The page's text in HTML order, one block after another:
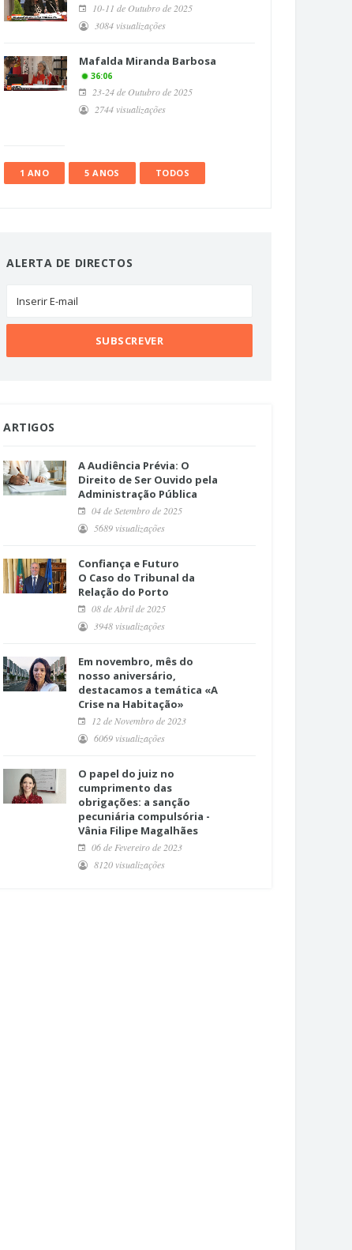
10-11 de Outubro de 2025
3084 visualizações
Mafalda Miranda Barbosa
36:06
23-24 de Outubro de 2025
2744 visualizações
1 ANO 5 ANOS TODOS
ALERTA DE DIRECTOS
ARTIGOS
A Audiência Prévia: O
Direito de Ser Ouvido pela
Administração Pública
04 de Setembro de 2025
5689 visualizações
Confiança e Futuro
O Caso do Tribunal da
Relação do Porto
08 de Abril de 2025
3948 visualizações
Em novembro, mês do
nosso aniversário,
destacamos a temática «A
Crise na Habitação»
12 de Novembro de 2023
6069 visualizações
O papel do juiz no
cumprimento das
obrigações: a sanção
pecuniária compulsória -
Vânia Filipe Magalhães
06 de Fevereiro de 2023
8120 visualizações